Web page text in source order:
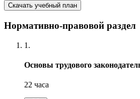
Скачать учебный план
Нормативно-правовой раздел
1.
Основы трудового
22 часа